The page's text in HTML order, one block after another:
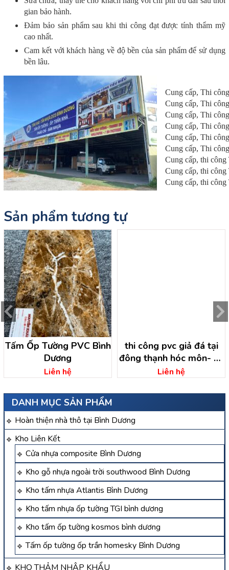
DANH MỤC SẢN PHẨM
Hoàn thiện nhà thô tại Bình Dương
Kho Liên Kết
Cửa nhựa composite Bình Dương
Kho gỗ nhựa ngoài trời southwood Bình Dương
Kho tấm nhựa Atlantis Bình Dương
Kho tấm nhựa ốp tường TGI bình dương
Kho tấm ốp tường kosmos bình dương
Tấm ốp tường ốp trần homesky Bình Dương
KHO THẢM NHẬP KHẨU
gian bảo hành.
Đảm bảo sản phẩm sau khi thi công đạt được tính thẩm mỹ
cao nhất.
Cam kết với khách hàng về độ bền của sản phẩm để sử dụng
bền lâu.
Cung cấp, Thi
Cung cấp, Thi
Cung cấp, Thi
Cung cấp, Thi
Cung cấp, Thi
Cung cấp, Thi
Cung cấp, thi
Cung cấp, thi
Cung cấp, thi
Sản phẩm tương tự
Tấm Ốp Tường PVC Bình
Dương
Liên hệ
thi công pvc giả đá tại
đông thạnh hóc môn- hồ
chí minh
Liên hệ